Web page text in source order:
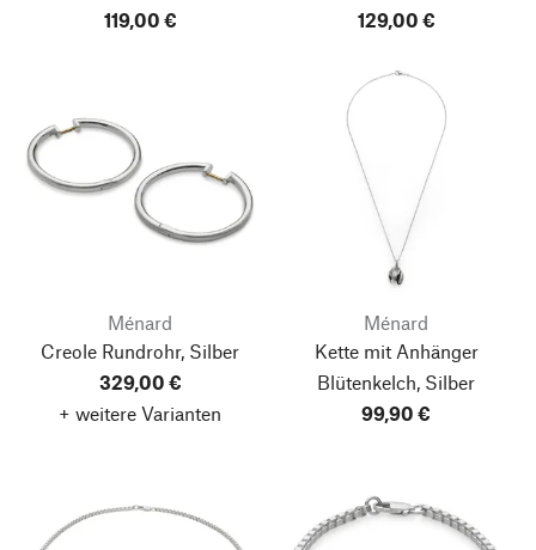
119,00 € 129,00 €
Ménard
Creole Rundrohr, Silber
329,00 €
+ weitere Varianten
Ménard
Kette mit Anhänger
Blütenkelch, Silber
99,90 €